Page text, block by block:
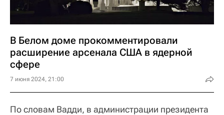
В Белом доме прокомментировали
расширение арсенала США в ядерной
сфере
7 июня 2024, 21:00
По словам Вадди, в администрации президента